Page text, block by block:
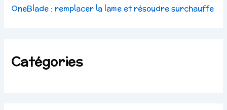
OneBlade : remplacer la lame et résoudre surchauffe
Catégories